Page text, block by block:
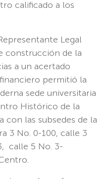
calificado a los
Legal
construcción de la
a un acertado
permitió la
sede universitaria
Histórico de la
con las subsedes de la
3 No. 0-100, calle 3
calle 5 No. 3-